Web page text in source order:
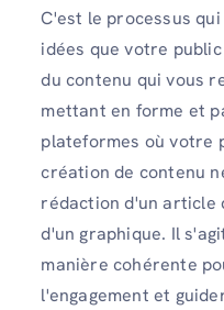
C'est le processus
idées que votre
du contenu qui vous
mettant en forme et
plateformes où votre
création de contenu
rédaction d'un article
d'un graphique. Il
manière cohérente
l'engagement et